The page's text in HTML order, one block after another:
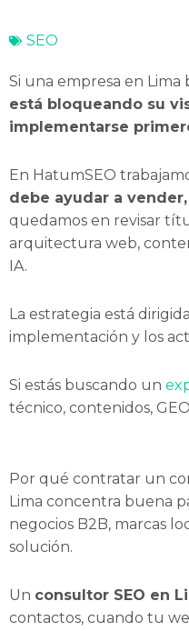
SEO
Si una empresa en Lima
está bloqueando su
implementarse
En HatumSEO
debe ayudar a
quedamos en revisar
arquitectura web,
IA.
La estrategia está
implementación y los
Si estás buscando un
técnico, contenidos,
Por qué contratar un
Lima concentra buena
negocios B2B, marcas
solución.
Un consultor SEO en
contactos, cuando tu